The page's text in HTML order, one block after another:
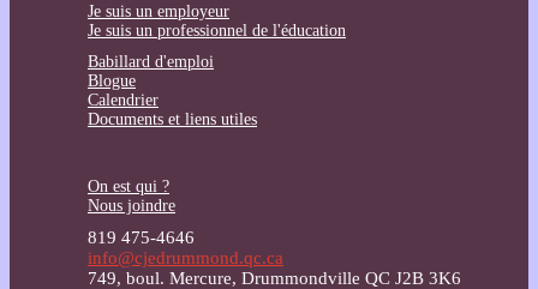
Je suis un employeur
Je suis un professionnel de l'éducation
Babillard d'emploi
Blogue
Calendrier
Documents et liens utiles
On est qui ?
Nous joindre
819 475-4646
info@cjedrummond.qc.ca
749, boul. Mercure, Drummondville QC J2B 3K6